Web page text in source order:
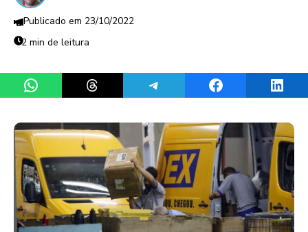
23/10/2022
2 min de leitura
Share on WhatsAppShare on ThreadsShare on TelegramShare on Facebook